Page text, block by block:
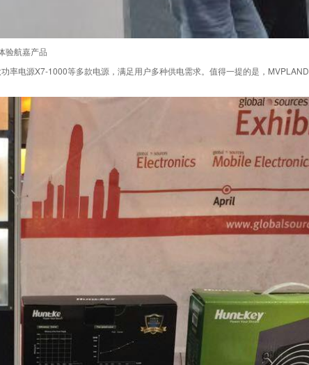
验航嘉产品
电源X7-1000等多款电源，满足用户多种供电需求。值得一提的是，